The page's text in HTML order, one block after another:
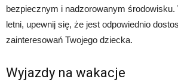
bezpiecznym i nadzorowanym środowisku.
letni, upewnij się, że jest odpowiednio
zainteresowań Twojego dziecka.
Wyjazdy na wakacje